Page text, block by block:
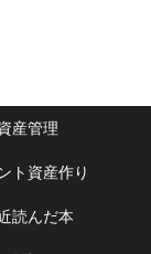
産管理
ト資産作り
読んだ本